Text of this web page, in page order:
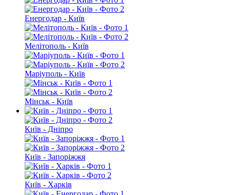
Енергодар - Київ
Мелітополь - Київ
Маріуполь - Київ
Мінськ - Київ
Київ - Дніпро
Київ - Запоріжжя
Київ - Харків